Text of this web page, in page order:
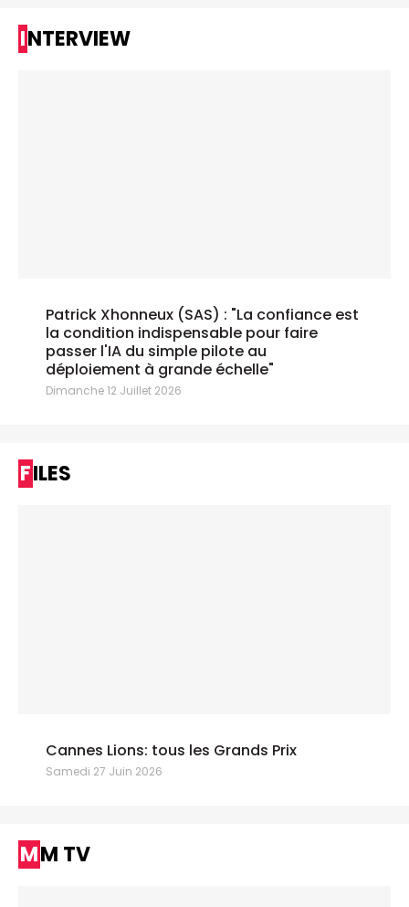
INTERVIEW
Patrick Xhonneux (SAS) : "La confiance est
la condition indispensable pour faire
passer l'IA du simple pilote au
déploiement à grande échelle"
Dimanche 12 Juillet 2026
FILES
Cannes Lions: tous les Grands Prix
Samedi 27 Juin 2026
MM TV